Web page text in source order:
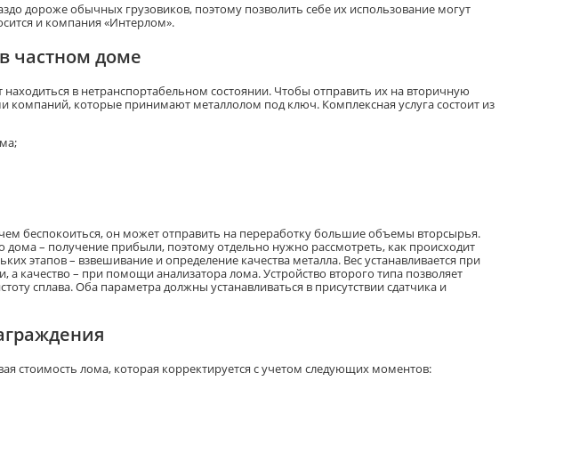
дороже обычных грузовиков, поэтому позволить себе их использование могут
и компания «Интерлом».
частном доме
в нетранспортабельном состоянии. Чтобы отправить их на вторичную
компаний, которые принимают металлолом под ключ. Комплексная услуга состоит из
беспокоиться, он может отправить на переработку большие объемы вторсырья.
дома – получение прибыли, поэтому отдельно нужно рассмотреть, как происходит
этапов – взвешивание и определение качества металла. Вес устанавливается при
качество – при помощи анализатора лома. Устройство второго типа позволяет
сплава. Оба параметра должны устанавливаться в присутствии сдатчика и
стоимость лома, которая корректируется с учетом следующих моментов: